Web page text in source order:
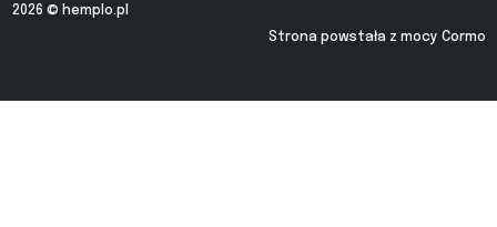
2026 © hemplo.pl
Strona powstała z mocy Cormo